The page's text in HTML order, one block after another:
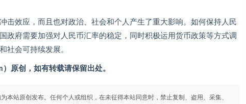
击效应，而且也对政治、社会和个人产生了重大影响。如何保持人民
政府需要加强对人民币汇率的稳定，同时积极运用货币政策等方式调
社会可持续发展。
原创，如有转载请保留出处。
本站原创发布。任何个人或组织，在未征得本站同意时，禁止复制、盗用、采集、